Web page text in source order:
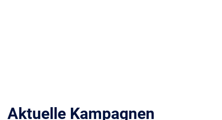
Aktuelle Kampagnen